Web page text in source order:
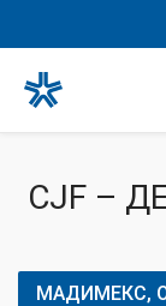
CJF –
МАДИМЕКС,